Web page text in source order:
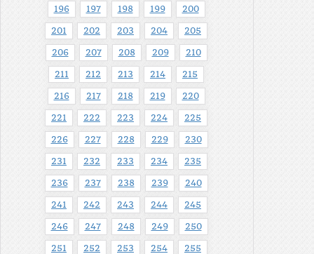
196 197 198 199 200
201 202 203 204 205
206 207 208 209 210
211 212 213 214 215
216 217 218 219 220
221 222 223 224 225
226 227 228 229 230
231 232 233 234 235
236 237 238 239 240
241 242 243 244 245
246 247 248 249 250
251 252 253 254 255